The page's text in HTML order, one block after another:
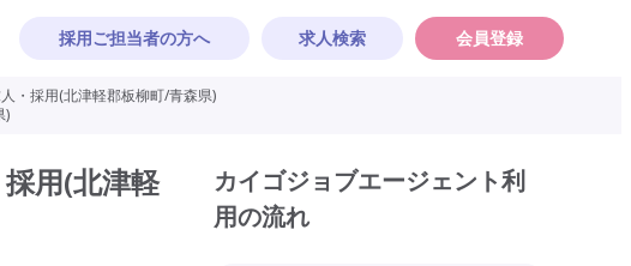
採用ご担当者の方へ 求人検索 会員登録
・採用(北津軽郡板柳町/青森県)
)
用(北津軽
カイゴジョブエージェント利
用の流れ